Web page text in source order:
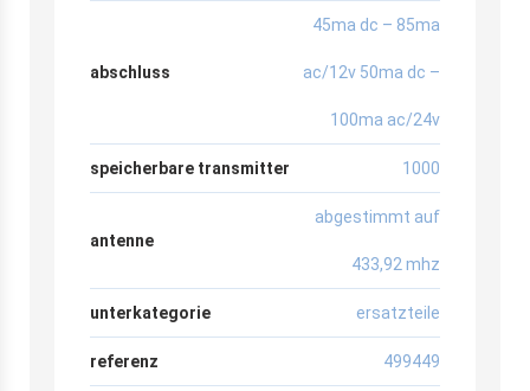
abschluss
45ma dc – 85ma
ac/12v 50ma dc –
100ma ac/24v
speicherbare transmitter 1000
antenne
abgestimmt auf
433,92 mhz
unterkategorie ersatzteile
referenz 499449